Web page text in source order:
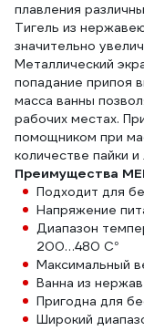
плавления
Тигель из
значительно
Металлический
попадание припоя
масса ванны
рабочих местах.
помощником при
количестве пайки
Преимущества
Подходит для
Напряжение
Диапазон
200…480 С°
Максимальный
Ванна из
Пригодна для
Широкий